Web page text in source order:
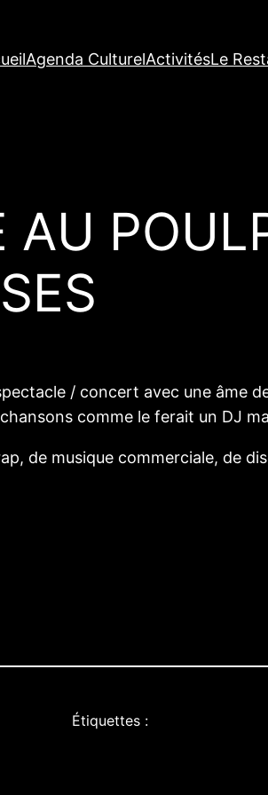
Agenda CulturelActivitésLe
AU
/ concert avec une âme
comme le ferait un DJ
de musique commerciale, de
Étiquettes :